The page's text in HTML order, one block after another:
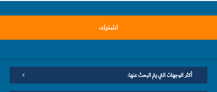
اشترك
أكثر الوجهات التي يتم البحث عنها: